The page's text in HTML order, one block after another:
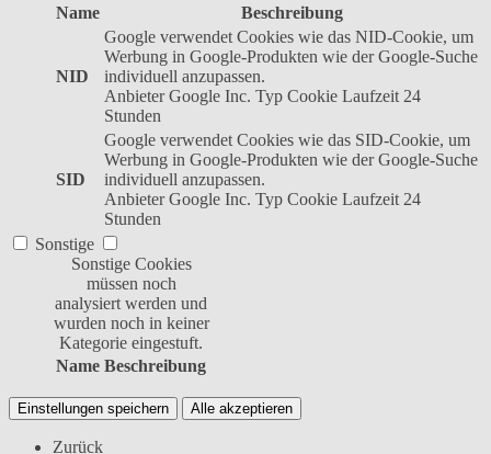
Name
Beschreibung
NID
Google verwendet Cookies wie das NID-Cookie, um
Werbung in Google-Produkten wie der Google-Suche
individuell anzupassen.
Anbieter Google Inc. Typ Cookie Laufzeit 24
Stunden
SID
Google verwendet Cookies wie das SID-Cookie, um
Werbung in Google-Produkten wie der Google-Suche
individuell anzupassen.
Anbieter Google Inc. Typ Cookie Laufzeit 24
Stunden
Sonstige
Sonstige Cookies
müssen noch
analysiert werden und
wurden noch in keiner
Kategorie eingestuft.
Name Beschreibung
Einstellungen speichern Alle akzeptieren
Zurück